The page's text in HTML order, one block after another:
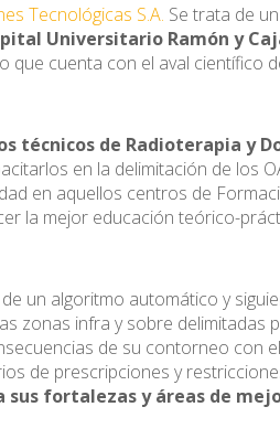
Tecnológicas S.A. Se trata de un
Universitario Ramón y
que cuenta con el aval científico
técnicos de Radioterapia y
en la delimitación de los
en aquellos centros de
la mejor educación teórico-
un algoritmo automático y
zonas infra y sobre delimitadas
de su contorneo con el
de prescripciones y
fortalezas y áreas de